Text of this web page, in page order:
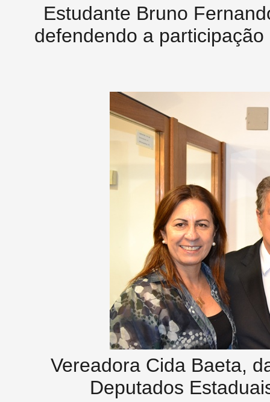
Estudante Bruno
defendendo a
Vereadora Cida Baeta,
Deputados